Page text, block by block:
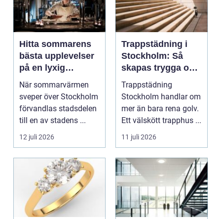
Hitta sommarens
bästa upplevelser
på en lyxig
uteservering på
Östermalm
När sommarvärmen
sveper över Stockholm
förvandlas stadsdelen
till en av stadens ...
12 juli 2026
Trappstädning i
Stockholm: Så
skapas trygga och
trivsamma
trapphus
Trappstädning
Stockholm handlar om
mer än bara rena golv.
Ett välskött trapphus ...
11 juli 2026